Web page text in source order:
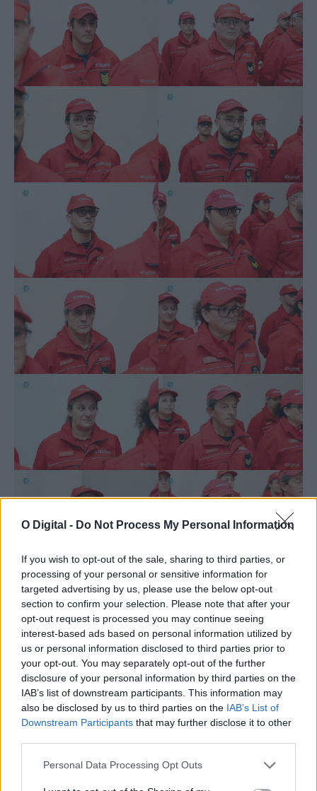
O Digital - Do Not Process My Personal Information
If you wish to opt-out of the sale, sharing to third parties, or
processing of your personal or sensitive information for
targeted advertising by us, please use the below opt-out
section to confirm your selection. Please note that after your
opt-out request is processed you may continue seeing
interest-based ads based on personal information utilized by
us or personal information disclosed to third parties prior to
your opt-out. You may separately opt-out of the further
disclosure of your personal information by third parties on the
IAB’s list of downstream participants. This information may
also be disclosed by us to third parties on the IAB’s List of
Downstream Participants that may further disclose it to other
Personal Data Processing Opt Outs